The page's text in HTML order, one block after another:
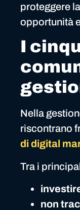
proteggere
opportunità
I
Nella
riscontrano
di digital
Tra i
non